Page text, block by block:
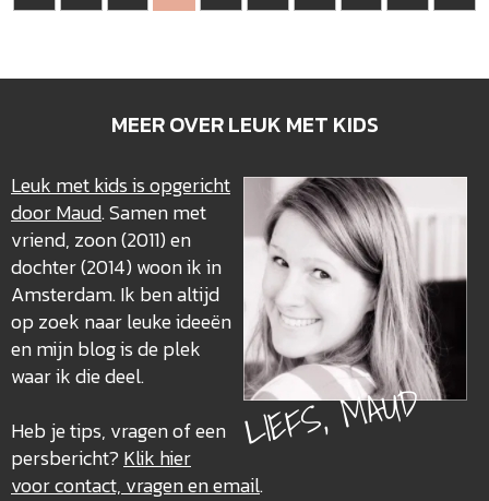
MEER OVER LEUK MET KIDS
LIEFS, MAUD
Leuk met kids is opgericht
door Maud. Samen met
vriend, zoon (2011) en
dochter (2014) woon ik in
Amsterdam. Ik ben altijd
op zoek naar leuke ideeën
en mijn blog is de plek
waar ik die deel.
Heb je tips, vragen of een
persbericht? Klik hier
voor contact, vragen en email.